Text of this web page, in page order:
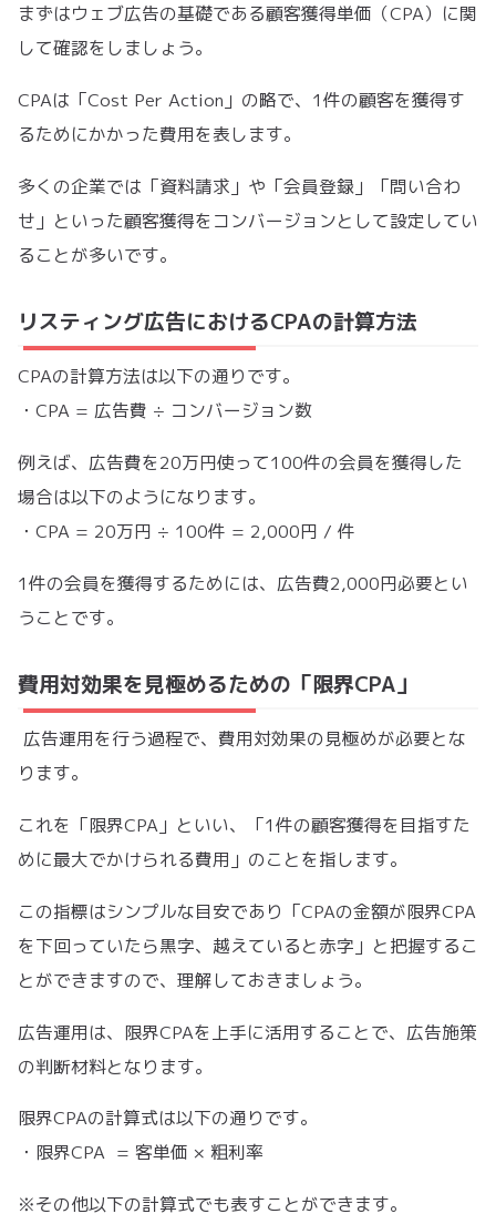
まずはウェブ広告の基礎である顧客獲得単価（CPA）に関
して確認をしましょう。
CPAは「Cost Per Action」の略で、1件の顧客を獲得す
るためにかかった費用を表します。
多くの企業では「資料請求」や「会員登録」「問い合わ
せ」といった顧客獲得をコンバージョンとして設定してい
ることが多いです。
リスティング広告におけるCPAの計算方法
CPAの計算方法は以下の通りです。
・CPA = 広告費 ÷ コンバージョン数
例えば、広告費を20万円使って100件の会員を獲得した
場合は以下のようになります。
・CPA = 20万円 ÷ 100件 = 2,000円 / 件
1件の会員を獲得するためには、広告費2,000円必要とい
うことです。
費用対効果を見極めるための「限界CPA」
広告運用を行う過程で、費用対効果の見極めが必要とな
ります。
これを「限界CPA」といい、「1件の顧客獲得を目指すた
めに最大でかけられる費用」のことを指します。
この指標はシンプルな目安であり「CPAの金額が限界CPA
を下回っていたら黒字、越えていると赤字」と把握するこ
とができますので、理解しておきましょう。
広告運用は、限界CPAを上手に活用することで、広告施策
の判断材料となります。
限界CPAの計算式は以下の通りです。
・限界CPA = 客単価 × 粗利率
※その他以下の計算式でも表すことができます。